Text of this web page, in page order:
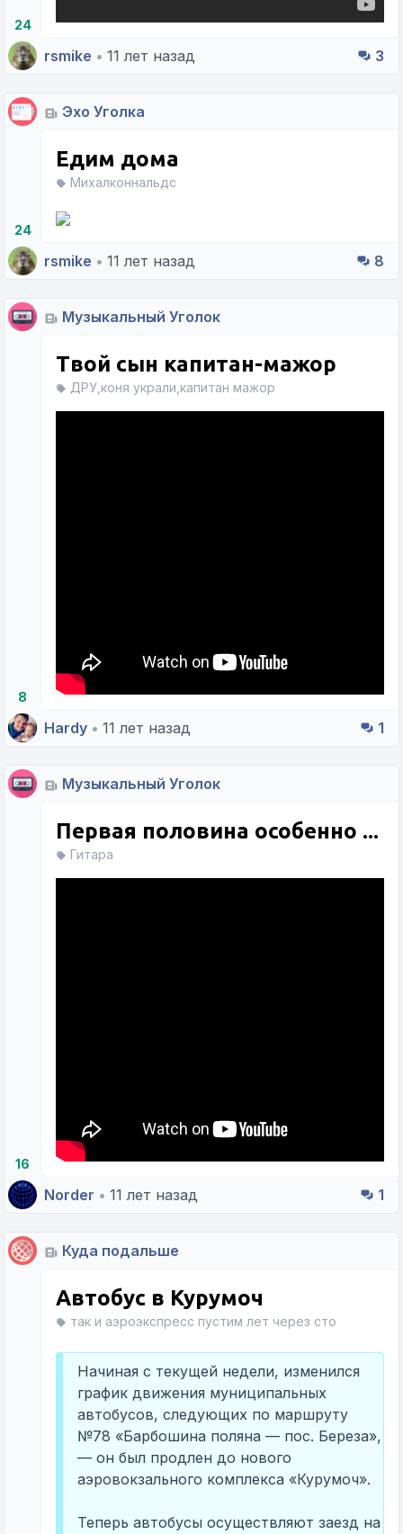
24
rsmike • 11 лет назад 3
Эхо Уголка
24
Едим дома
Михалконнальдс
rsmike • 11 лет назад 8
Музыкальный Уголок
8
Твой сын капитан-мажор
ДРУ,коня украли,капитан мажор
Hardy • 11 лет назад 1
Музыкальный Уголок
16
Первая половина особенно ...
Гитара
Norder • 11 лет назад 1
Куда подальше
Автобус в Курумоч
так и аэроэкспресс пустим лет через сто
Начиная с текущей недели, изменился
график движения муниципальных
автобусов, следующих по маршруту
№78 «Барбошина поляна — пос. Береза»,
— он был продлен до нового
аэровокзального комплекса «Курумоч».
Теперь автобусы осуществляют заезд на